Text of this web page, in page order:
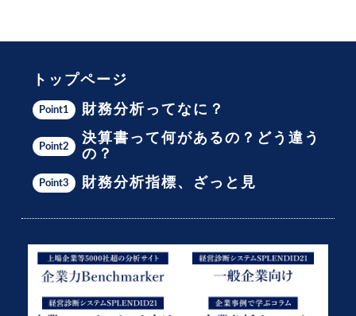
トップページ
Point1 財務分析ってなに？
Point2
決算書って何があるの？どう違う
の？
Point3 財務分析指標、ざっと見